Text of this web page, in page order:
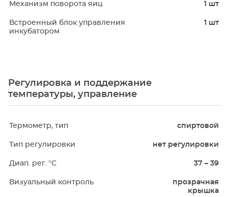
Механизм поворота яиц 1 шт
Встроенный блок управления
инкубатором
1 шт
Регулировка и поддержание
температуры, управление
Термометр, тип спиртовой
Тип регулировки нет регулировки
Диап. рег. °C 37 – 39
Визуальный контроль
прозрачная
крышка